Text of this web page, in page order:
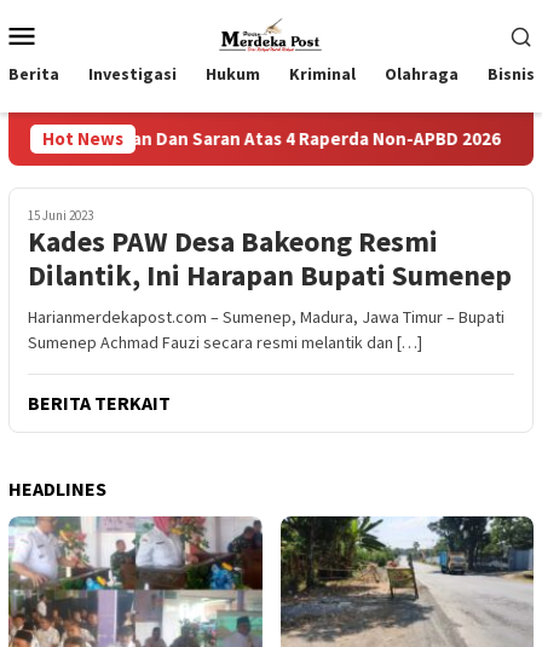
ke
kontenMobile
Berita Investigasi Hukum Kriminal Olahraga Bisnis
Hot News
Dan Saran Atas 4 Raperda Non-APBD 2026
15 Juni 2023
Kades PAW Desa Bakeong Resmi
Dilantik, Ini Harapan Bupati Sumenep
Harianmerdekapost.com – Sumenep, Madura, Jawa Timur – Bupati
Sumenep Achmad Fauzi secara resmi melantik dan […]
BERITA TERKAIT
HEADLINES